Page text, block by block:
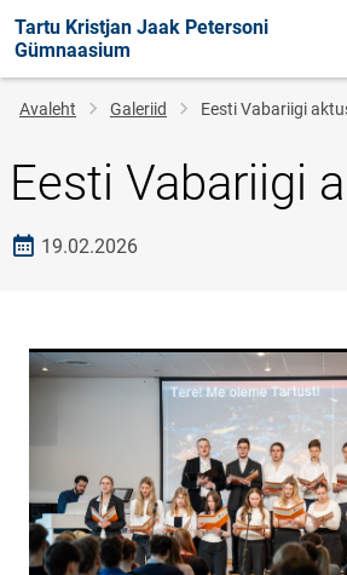
Tartu Kristjan Jaak Petersoni
Gümnaasium
Leivapuru
Avaleht Galeriid Eesti Vabariigi
Eesti Vabariigi
Loomise kuupäev
19.02.2026